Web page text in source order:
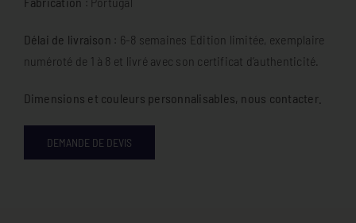
Délai de livraison : 6-8 semaines Edition limitée, exemplaire
numéroté de 1 à 8 et livré avec son certificat d’authenticité.
Dimensions et couleurs personnalisables, nous contacter.
DEMANDE DE DEVIS